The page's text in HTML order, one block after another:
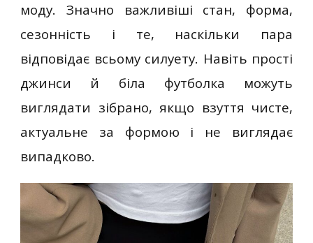
моду. Значно важливіші стан, форма,
сезонність і те, наскільки пара
відповідає всьому силуету. Навіть прості
джинси й біла футболка можуть
виглядати зібрано, якщо взуття чисте,
актуальне за формою і не виглядає
випадково.